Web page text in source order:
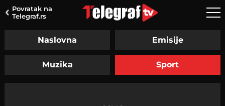
Povratak na
Telegraf.rs
Naslovna Emisije
Muzika Sport